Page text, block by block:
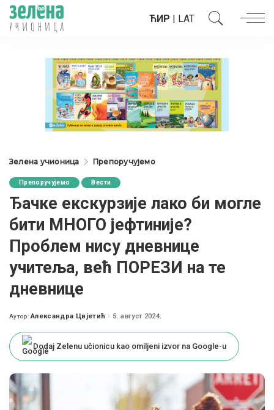
ЋИР | LAT
Зелена учионица Препоручујемо
Препоручујемо Вести
Ђачке екскурзије лако би могле
бити МНОГО јефтиније?
Проблем нису дневнице
учитеља, већ ПОРЕЗИ на те
дневнице
Posted
Аутор: Александра Цвјетић 5. август 2024.
Dodaj Zelenu učionicu kao omiljeni izvor na Google-u